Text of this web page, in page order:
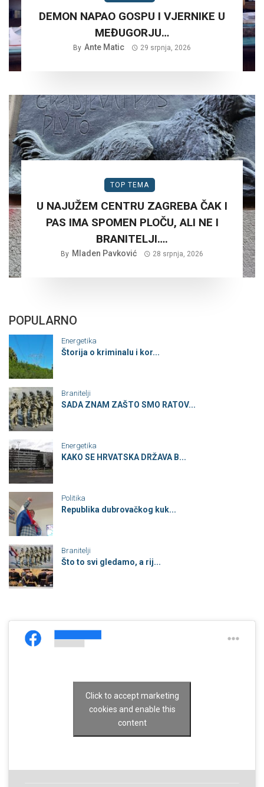
DEMON NAPAO GOSPU I VJERNIKE U
MEĐUGORJU…
By Ante Matic 29 srpnja, 2026
TOP TEMA
U NAJUŽEM CENTRU ZAGREBA ČAK I
PAS IMA SPOMEN PLOČU, ALI NE I
BRANITELJI….
By Mladen Pavković 28 srpnja, 2026
POPULARNO
Energetika
Štorija o kriminalu i kor...
Branitelji
SADA ZNAM ZAŠTO SMO RATOV...
Energetika
KAKO SE HRVATSKA DRŽAVA B...
Politika
Republika dubrovačkog kuk...
Branitelji
Što to svi gledamo, a rij...
Click to accept marketing
cookies and enable this
content